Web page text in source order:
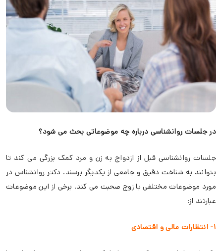
در جلسات روانشناسی درباره چه موضوعاتی بحث می شود؟
جلسات روانشناسی قبل از ازدواج به زن و مرد کمک بزرگی می کند تا
بتوانند به شناخت دقیق و جامعی از یکدیگر برسند. دکتر روانشناس در
مورد موضوعات مختلفی با زوج صحبت می کند. برخی از این موضوعات
عبارتند از:
۱- انتظارات مالی و اقتصادی